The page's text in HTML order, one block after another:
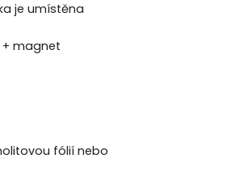
je umístěna
+ magnet
fólií nebo